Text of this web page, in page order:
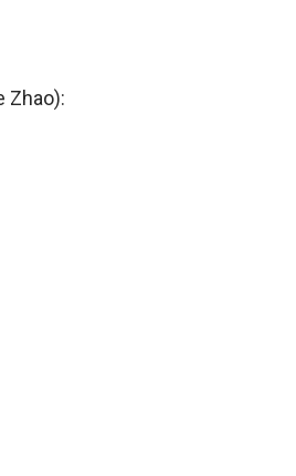
Zhao):